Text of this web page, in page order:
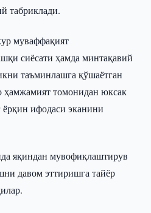
табриклади.
муваффақият
сиёсати ҳамда минтақавий
таъминлашга қўшаётган
ҳамжамият томонидан юксак
ёрқин ифодаси эканини
яқиндан мувофиқлаштирув
давом эттиришга тайёр